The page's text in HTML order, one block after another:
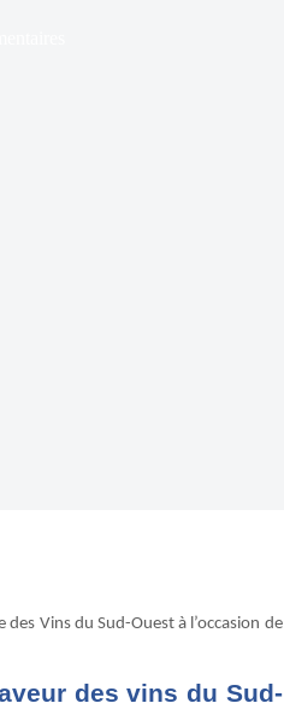
Vins du Sud-Ouest à l’occasion de
des vins du Sud-